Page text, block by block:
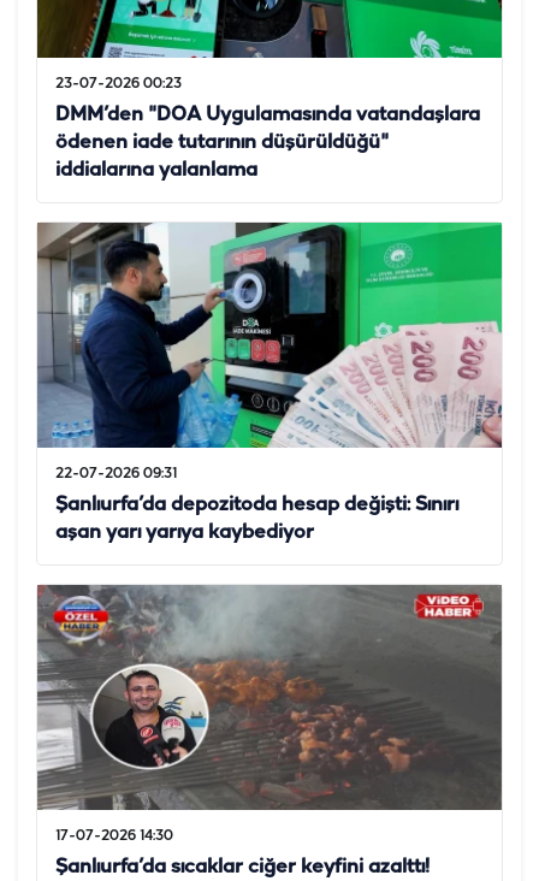
23-07-2026 00:23
DMM’den "DOA Uygulamasında vatandaşlara
ödenen iade tutarının düşürüldüğü"
iddialarına yalanlama
22-07-2026 09:31
Şanlıurfa’da depozitoda hesap değişti: Sınırı
aşan yarı yarıya kaybediyor
17-07-2026 14:30
Şanlıurfa’da sıcaklar ciğer keyfini azalttı!